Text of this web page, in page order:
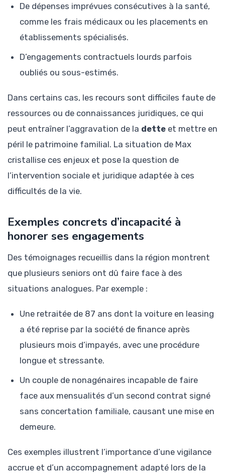
De dépenses imprévues consécutives à la santé,
comme les frais médicaux ou les placements en
établissements spécialisés.
D’engagements contractuels lourds parfois
oubliés ou sous-estimés.
Dans certains cas, les recours sont difficiles faute de
ressources ou de connaissances juridiques, ce qui
peut entraîner l’aggravation de la dette et mettre en
péril le patrimoine familial. La situation de Max
cristallise ces enjeux et pose la question de
l’intervention sociale et juridique adaptée à ces
difficultés de la vie.
Exemples concrets d’incapacité à
honorer ses engagements
Des témoignages recueillis dans la région montrent
que plusieurs seniors ont dû faire face à des
situations analogues. Par exemple :
Une retraitée de 87 ans dont la voiture en leasing
a été reprise par la société de finance après
plusieurs mois d’impayés, avec une procédure
longue et stressante.
Un couple de nonagénaires incapable de faire
face aux mensualités d’un second contrat signé
sans concertation familiale, causant une mise en
demeure.
Ces exemples illustrent l’importance d’une vigilance
accrue et d’un accompagnement adapté lors de la